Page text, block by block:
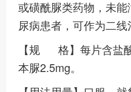
或磺酰脲类药物，未
尿病患者，可作为二线
【规 格】每片含盐
本脲2.5mg。